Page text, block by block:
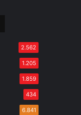
2.562
1.205
1.859
434
6.841